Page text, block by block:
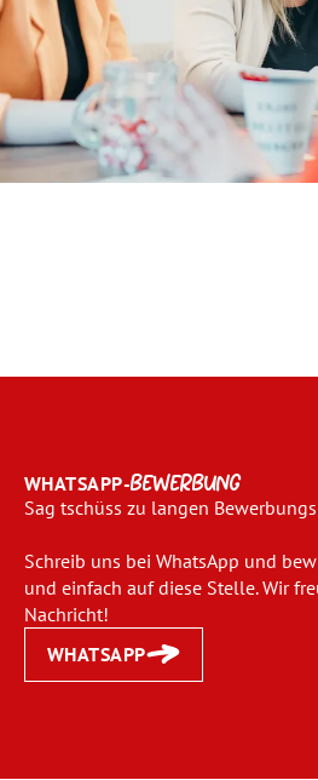
WHATSAPP-BEWERBUNG
Sag tschüss zu langen
Schreib uns bei WhatsApp und
und einfach auf diese Stelle. Wir
Nachricht!
WHATSAPP